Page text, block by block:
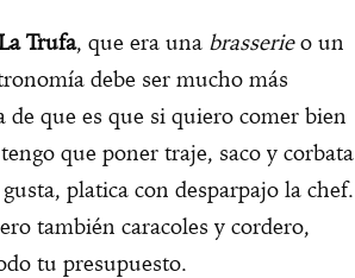
Trufa, que era una brasserieo un
debe ser mucho más
que es que si quiero comer bien
que poner traje, saco y corbata
platica con desparpajo la chef.
también caracoles y cordero,
tu presupuesto.